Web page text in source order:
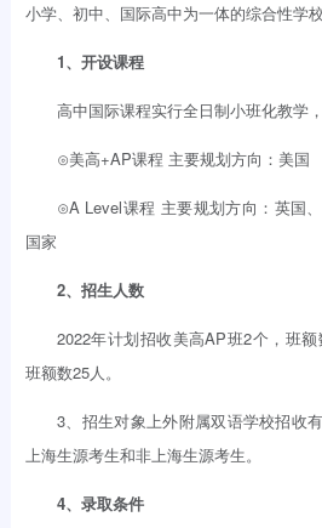
小学、初中、国际高中为一体的综合性学校
1、开设课程
高中国际课程实行全日制小班化教学
⊙美高+AP课程 主要规划方向：美国
⊙A Level课程 主要规划方向：英国
国家
2、招生人数
2022年计划招收美高AP班2个，班
班额数25人。
3、招生对象上外附属双语学校招收
上海生源考生和非上海生源考生。
4、录取条件